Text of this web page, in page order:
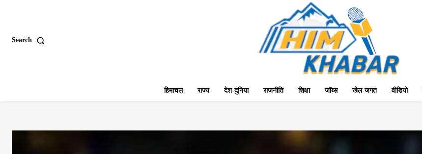
Search
हिमाचल राज्य देश-दुनिया राजनीति शिक्षा जॉब्स खेल-जगत वीडियो